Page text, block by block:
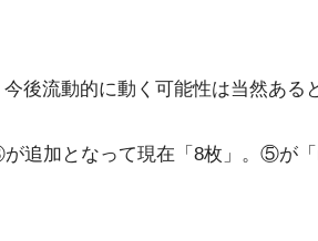
後流動的に動く可能性は当然ある
追加となって現在「8枚」。⑤が